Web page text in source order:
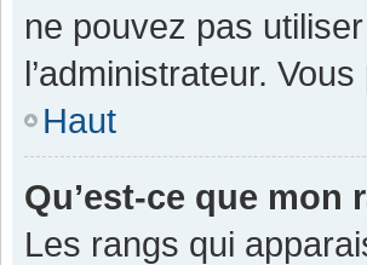
ne pouvez pas
l’administrateur.
Haut
Qu’est-ce que
Les rangs qui